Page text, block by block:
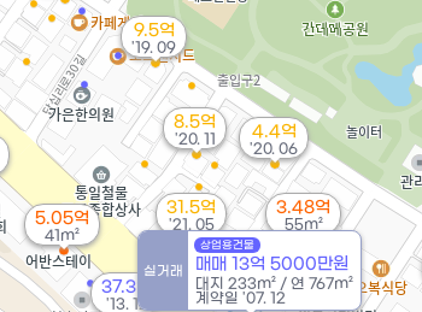
3.48억
55m²
5.05억
41m²
31.5억
'21. 05
8.5억
'20. 11 4.4억
'20. 06
9.5억
'19. 09
37.3억
'13. 12
실거래
상업용건물
매매 13억 5000만원
대지 233m² / 연 767m²
계약일 '07. 12